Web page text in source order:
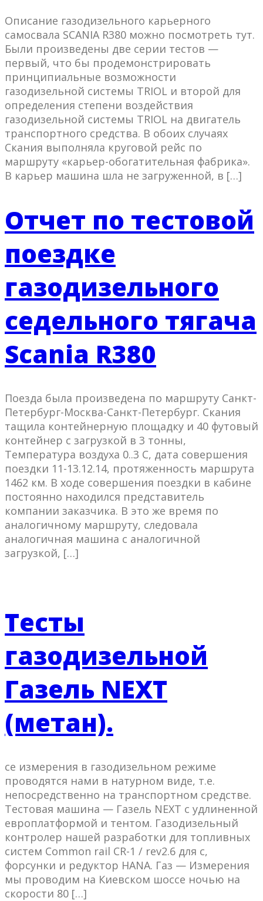
Описание газодизельного карьерного
самосвала SCANIA R380 можно посмотреть тут.
Были произведены две серии тестов —
первый, что бы продемонстрировать
принципиальные возможности
газодизельной системы TRIOL и второй для
определения степени воздействия
газодизельной системы TRIOL на двигатель
транспортного средства. В обоих случаях
Скания выполняла круговой рейс по
маршруту «карьер-обогатительная фабрика».
В карьер машина шла не загруженной, в […]
Отчет по тестовой
поездке
газодизельного
седельного тягача
Scania R380
Поезда была произведена по маршруту Санкт-
Петербург-Москва-Санкт-Петербург. Скания
тащила контейнерную площадку и 40 футовый
контейнер с загрузкой в 3 тонны,
Температура воздуха 0..3 С, дата совершения
поездки 11-13.12.14, протяженность маршрута
1462 км. В ходе совершения поездки в кабине
постоянно находился представитель
компании заказчика. В это же время по
аналогичному маршруту, следовала
аналогичная машина с аналогичной
загрузкой, […]
Тесты
газодизельной
Газель NEXT
(метан).
се измерения в газодизельном режиме
проводятся нами в натурном виде, т.е.
непосредственно на транспортном средстве.
Тестовая машина — Газель NEXT с удлиненной
европлатформой и тентом. Газодизельный
контролер нашей разработки для топливных
систем Common rail CR-1 / rev2.6 для с,
форсунки и редуктор HANA. Газ — Измерения
мы проводим на Киевском шоссе ночью на
скорости 80 […]